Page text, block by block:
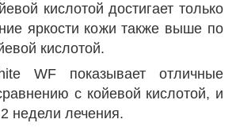
кислотой достигает только
яркости кожи также выше по
кислотой.
WF показывает отличные
с койевой кислотой, и
недели лечения.